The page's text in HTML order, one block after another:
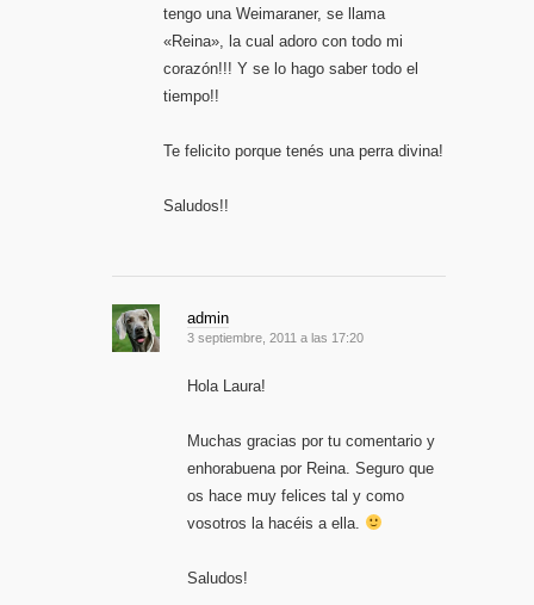
tengo una Weimaraner, se llama
«Reina», la cual adoro con todo mi
corazón!!! Y se lo hago saber todo el
tiempo!!
Te felicito porque tenés una perra divina!
Saludos!!
admin
3 septiembre, 2011 a las 17:20
Hola Laura!
Muchas gracias por tu comentario y
enhorabuena por Reina. Seguro que
os hace muy felices tal y como
vosotros la hacéis a ella.
Saludos!